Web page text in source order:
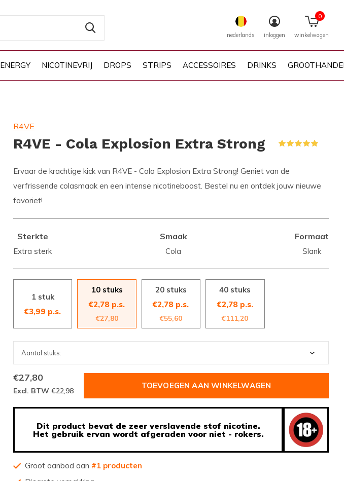
ENERGY NICOTINEVRIJ DROPS STRIPS ACCESSOIRES DRINKS
nederlands inloggen winkelwagen
0
R4VE
R4VE - Cola Explosion Extra Strong
Ervaar de krachtige kick van R4VE - Cola Explosion Extra Strong! Geniet van de
verfrissende colasmaak en een intense nicotineboost. Bestel nu en ontdek jouw nieuwe
favoriet!
Sterkte
Extra sterk
Smaak
Cola
Formaat
Slank
1 stuk
€3,99 p.s.
10 stuks
€2,78 p.s.
€27,80
20 stuks
€2,78 p.s.
€55,60
40 stuks
€2,78 p.s.
€111,20
€27,80
Excl. BTW €22,98
TOEVOEGEN AAN WINKELWAGEN
Dit product bevat de zeer verslavende stof nicotine.
Het gebruik ervan wordt afgeraden voor niet - rokers.
Groot aanbod aan #1 producten